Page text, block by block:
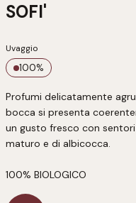
SOFI'
Uvaggio
100%
Profumi delicatamente
bocca si presenta
un gusto fresco con
maturo e di albicocca.
100% BIOLOGICO